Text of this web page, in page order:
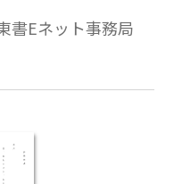
Eネット事務局